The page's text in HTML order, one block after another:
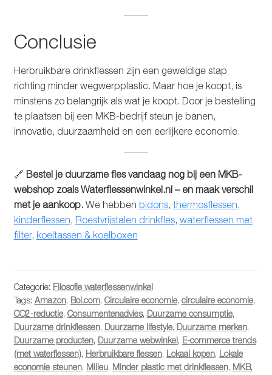
Conclusie
Herbruikbare drinkflessen zijn een geweldige stap
richting minder wegwerpplastic. Maar hoe je koopt, is
minstens zo belangrijk als wat je koopt. Door je bestelling
te plaatsen bij een MKB-bedrijf steun je banen,
innovatie, duurzaamheid en een eerlijkere economie.
🔗 Bestel je duurzame fles vandaag nog bij een MKB-
webshop zoals Waterflessenwinkel.nl – en maak verschil
met je aankoop.We hebben bidons, thermosflessen,
kinderflessen, Roestvrijstalen drinkfles, waterflessen met
filter, koeltassen & koelboxen
Categorie: Filosofie waterflessenwinkel
Tags: Amazon, Bol.com, Circulaire economie, circulaire economie,
CO2-reductie, Consumentenadvies, Duurzame consumptie,
Duurzame drinkflessen, Duurzame lifestyle, Duurzame merken,
Duurzame producten, Duurzame webwinkel, E-commerce trends
(met waterflessen), Herbruikbare flessen, Lokaal kopen, Lokale
economie steunen, Milieu, Minder plastic met drinkflessen, MKB,